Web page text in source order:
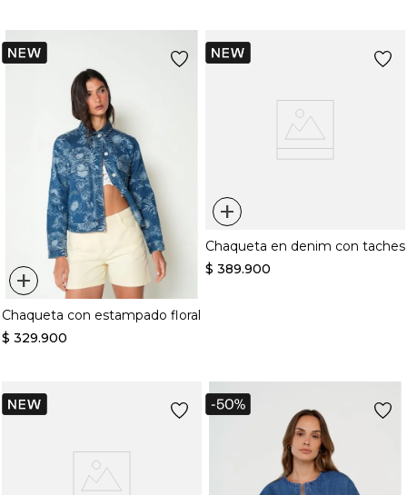
+
Chaqueta con estampado floral
$ 329.900
+
Chaqueta en denim con taches
$ 389.900